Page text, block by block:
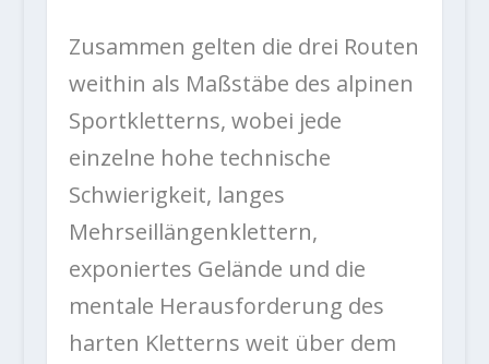
Zusammen gelten die drei Routen
weithin als Maßstäbe des alpinen
Sportkletterns, wobei jede
einzelne hohe technische
Schwierigkeit, langes
Mehrseillängenklettern,
exponiertes Gelände und die
mentale Herausforderung des
harten Kletterns weit über dem